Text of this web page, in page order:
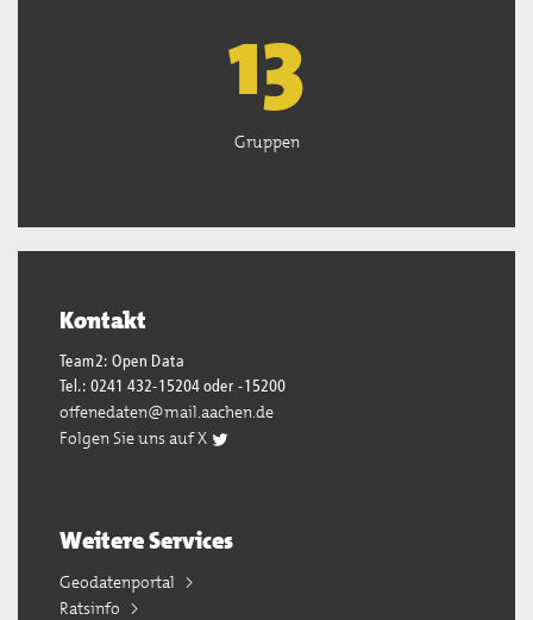
13
Gruppen
Kontakt
Team2: Open Data
Tel.: 0241 432-15204 oder -15200
offenedaten@mail.aachen.de
Folgen Sie uns auf X
Weitere Services
Geodatenportal
Ratsinfo